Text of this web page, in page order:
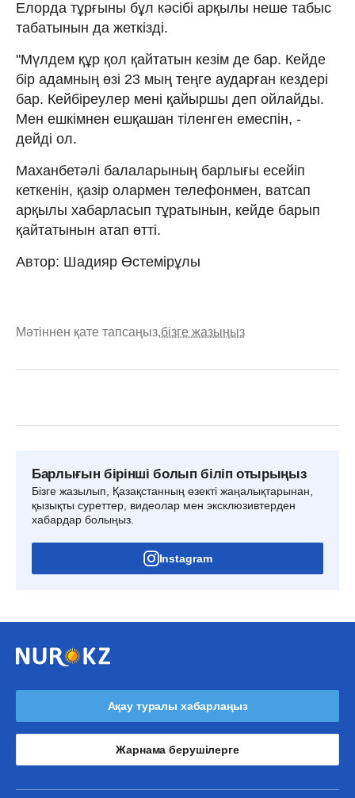
Елорда тұрғыны бұл кәсібі арқылы неше табыс
табатынын да жеткізді.
"Мүлдем құр қол қайтатын кезім де бар. Кейде
бір адамның өзі 23 мың теңге аударған кездері
бар. Кейбіреулер мені қайыршы деп ойлайды.
Мен ешкімнен ешқашан тіленген емеспін, -
дейді ол.
Маханбетәлі балаларының барлығы есейіп
кеткенін, қазір олармен телефонмен, ватсап
арқылы хабарласып тұратынын, кейде барып
қайтатынын атап өтті.
Автор: Шадияр Өстемірұлы
Мәтіннен қате тапсаңыз,бізге жазыңыз
Барлығын бірінші болып біліп отырыңыз
Бізге жазылып, Қазақстанның өзекті жаңалықтарынан,
қызықты суреттер, видеолар мен эксклюзивтерден
хабардар болыңыз.
Instagram
Ақау туралы хабарлаңыз
Жарнама берушілерге